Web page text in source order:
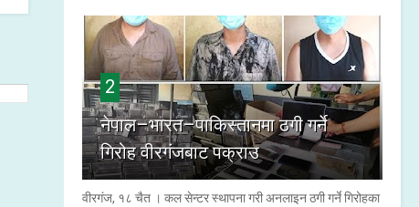
2
नेपाल–भारत–पाकिस्तानमा ठगी गर्ने
गिरोह वीरगंजबाट पक्राउ
वीरगंज, १८ चैत । कल सेन्टर स्थापना गरी अनलाइन ठगी गर्ने गिरोहका